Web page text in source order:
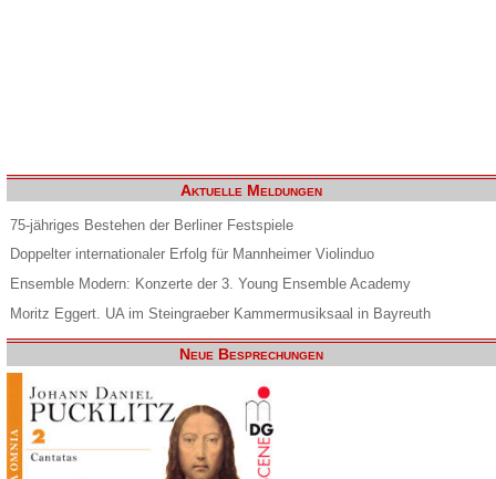
Aktuelle Meldungen
75-jähriges Bestehen der Berliner Festspiele
Doppelter internationaler Erfolg für Mannheimer Violinduo
Ensemble Modern: Konzerte der 3. Young Ensemble Academy
Moritz Eggert. UA im Steingraeber Kammermusiksaal in Bayreuth
Neue Besprechungen